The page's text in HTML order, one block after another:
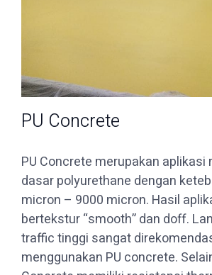
PU Concrete
PU Concrete merupakan aplikasi
dasar polyurethane dengan
micron – 9000 micron. Hasil
bertekstur “smooth” dan doff.
traffic tinggi sangat
menggunakan PU concrete.